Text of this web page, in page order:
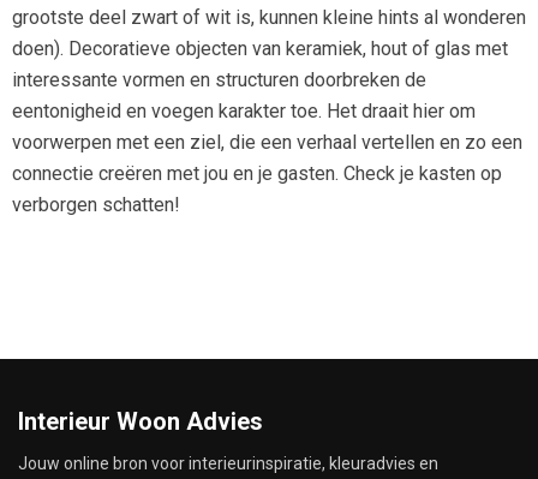
grootste deel zwart of wit is, kunnen kleine hints al wonderen
doen). Decoratieve objecten van keramiek, hout of glas met
interessante vormen en structuren doorbreken de
eentonigheid en voegen karakter toe. Het draait hier om
voorwerpen met een ziel, die een verhaal vertellen en zo een
connectie creëren met jou en je gasten. Check je kasten op
verborgen schatten!
Interieur Woon Advies
Jouw online bron voor interieurinspiratie, kleuradvies en